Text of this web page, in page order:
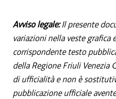
Avviso legale:Il presente
variazioni nella veste
corrispondente testo
della Regione Friuli Venezia
di ufficialità e non è
pubblicazione ufficiale